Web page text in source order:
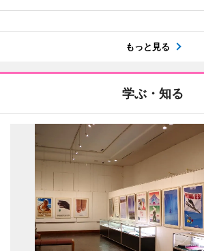
もっと見る
学ぶ・知る